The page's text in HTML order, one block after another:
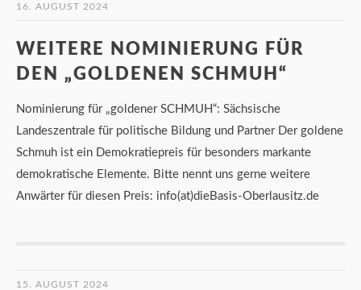
16. AUGUST 2024
WEITERE NOMINIERUNG FÜR
DEN „GOLDENEN SCHMUH“
Nominierung für „goldener SCHMUH“: Sächsische
Landeszentrale für politische Bildung und Partner Der goldene
Schmuh ist ein Demokratiepreis für besonders markante
demokratische Elemente. Bitte nennt uns gerne weitere
Anwärter für diesen Preis: info(at)dieBasis-Oberlausitz.de
15. AUGUST 2024